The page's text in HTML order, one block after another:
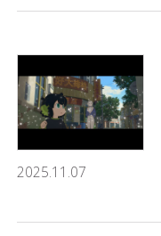
2025.11.07